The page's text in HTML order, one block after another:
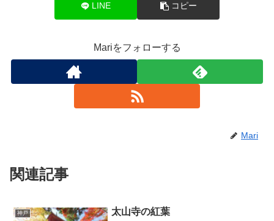
LINE コピー
Mariをフォローする
Mari
関連記事
神戸 太山寺の紅葉